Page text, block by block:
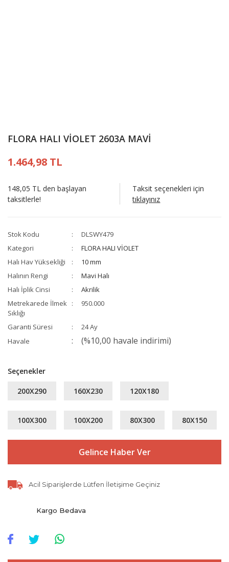
FLORA HALI VİOLET 2603A MAVİ
1.464,98 TL
148,05 TL den başlayan
taksitlerle!
Taksit seçenekleri için
tıklayınız
Stok Kodu
DLSWY479
Kategori
FLORA HALI VİOLET
Halı Hav Yüksekliği
10 mm
Halının Rengi
Mavi Halı
Halı İplik Cinsi
Akrilik
Metrekarede İlmek
Sıklığı
950.000
Garanti Süresi
24 Ay
Havale
(%10,00 havale indirimi)
Seçenekler
200X290 160X230 120X180
100X300 100X200 80X300 80X150
Gelince Haber Ver
Acil Siparişlerde Lütfen İletişime Geçiniz
Kargo Bedava